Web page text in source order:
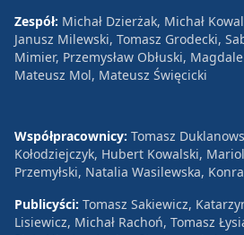
Zespół: Michał Dzierżak, Michał
Janusz Milewski, Tomasz Grodecki,
Mimier, Przemysław Obłuski,
Mateusz Mol, Mateusz Święcicki
Współpracownicy: Tomasz
Kołodziejczyk, Hubert Kowalski,
Przemyłski, Natalia Wasilewska,
Publicyści: Tomasz Sakiewicz,
Lisiewicz, Michał Rachoń, Tomasz